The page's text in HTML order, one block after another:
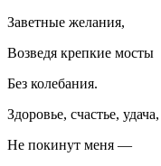
Заветные желания,
Возведя крепкие мосты
Без колебания.
Здоровье, счастье, удача,
Не покинут меня —